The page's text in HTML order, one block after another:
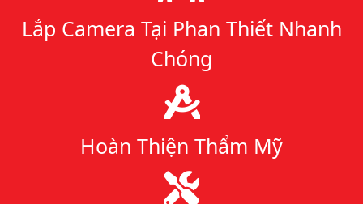
Lắp Camera Tại Phan Thiết Nhanh
Chóng
Hoàn Thiện Thẩm Mỹ